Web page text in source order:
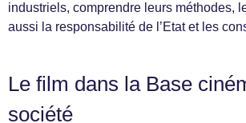
industriels, comprendre leurs méthodes,
aussi la responsabilité de l’Etat et les
Le film dans la Base
société